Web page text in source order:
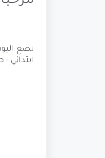
نضع
ابتدائي - طبعة 2020. يمكنكم